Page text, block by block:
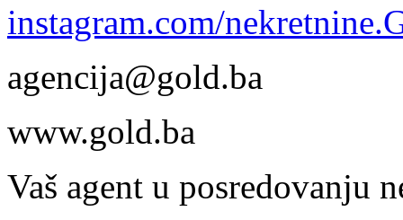
instagram.com/
agencija@gold.ba
www.gold.ba
Vaš agent u posredovanju